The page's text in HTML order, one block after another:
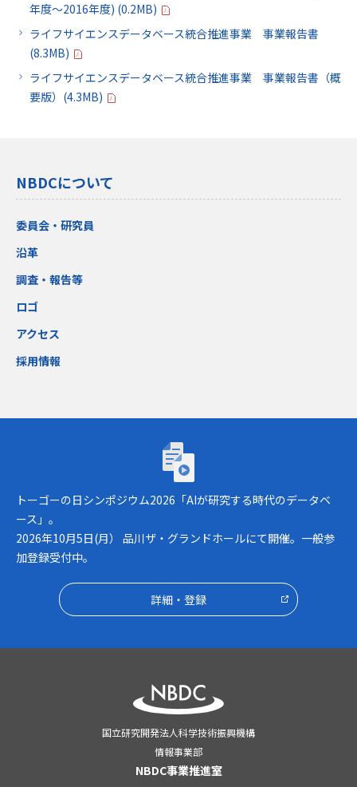
年度～2016年度) (0.2MB)
ライフサイエンスデータベース統合推進事業 事業報告書
(8.3MB)
ライフサイエンスデータベース統合推進事業 事業報告書（概
要版）(4.3MB)
NBDCについて
委員会・研究員
沿革
調査・報告等
ロゴ
アクセス
採用情報
トーゴーの日シンポジウム2026「AIが研究
トーゴーの日シンポジウム2026「AIが研究する時代のデータベ
ース」。
2026年10月5日(月） 品川ザ・グランドホールにて開催。一般参
加登録受付中。
詳細・登録
国立研究開発法人科学技術振興機構
情報事業部
NBDC事業推進室